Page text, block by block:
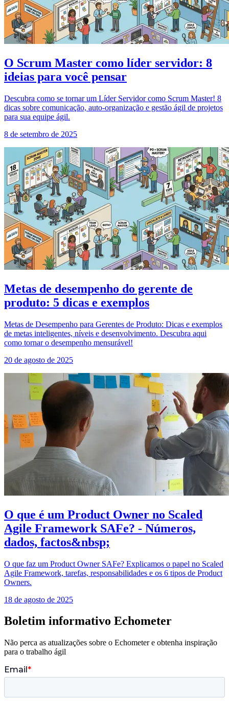
O Scrum Master como líder servidor: 8
ideias para você pensar
Descubra como se tornar um Líder Servidor como Scrum Master! 8
dicas sobre comunicação, auto-organização e gestão ágil de projetos
para sua equipe ágil.
8 de setembro de 2025
Metas de desempenho do gerente de
produto: 5 dicas e exemplos
Metas de Desempenho para Gerentes de Produto: Dicas e exemplos
de metas inteligentes, níveis e desenvolvimento. Descubra aqui
como tornar o desempenho mensurável!
20 de agosto de 2025
O que é um Product Owner no Scaled
Agile Framework SAFe? - Números,
dados, factos&nbsp;
O que faz um Product Owner SAFe? Explicamos o papel no Scaled
Agile Framework, tarefas, responsabilidades e os 6 tipos de Product
Owners.
18 de agosto de 2025
Boletim informativo Echometer
Não perca as atualizações sobre o Echometer e obtenha inspiração
para o trabalho ágil